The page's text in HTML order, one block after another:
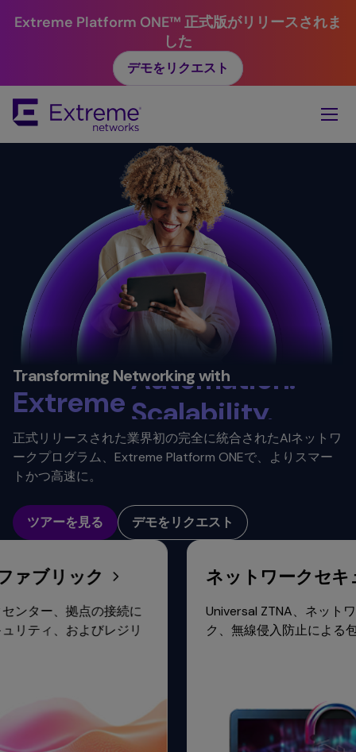
Extreme Platform ONE™ 正式版がリリースされま
した
デモをリクエスト
Main
Content
Transforming Networking with
Extreme
Simplicity.
Value. ​
Reliability.
Security. ​
Automation. ​
Scalability.
Connectivity.
正式リリースされた業界初の完全に統合されたAIネットワ
ークプログラム、Extreme Platform ONEで、よりスマー
トかつ高速に。
ツアーを見る デモをリクエスト
ック
拠点の接続に
およびレジリ
ネットワークセキュリ
Universal ZTNA、ネットワークフ
ク、無線侵入防止による包括的な